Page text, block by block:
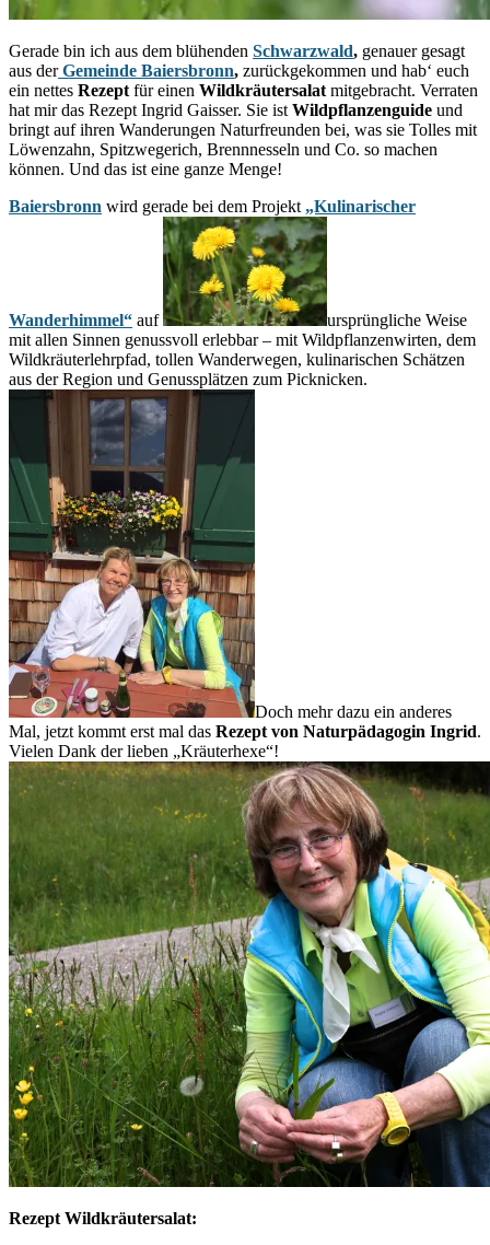
Gerade bin ich aus dem blühenden Schwarzwald, genauer gesagt
aus derGemeinde Baiersbronn, zurückgekommen und hab‘ euch
ein nettes Rezept für einen Wildkräutersalat mitgebracht. Verraten
hat mir das Rezept Ingrid Gaisser. Sie ist Wildpflanzenguide und
bringt auf ihren Wanderungen Naturfreunden bei, was sie Tolles mit
Löwenzahn, Spitzwegerich, Brennnesseln und Co. so machen
können. Und das ist eine ganze Menge!
Baiersbronn wird gerade bei dem Projekt „Kulinarischer
Wanderhimmel“ auf
ursprüngliche Weise
mit allen Sinnen genussvoll erlebbar – mit Wildpflanzenwirten, dem
Wildkräuterlehrpfad, tollen Wanderwegen, kulinarischen Schätzen
aus der Region und Genussplätzen zum Picknicken.
Doch mehr dazu ein anderes
Mal, jetzt kommt erst mal das Rezept von Naturpädagogin Ingrid.
Vielen Dank der lieben „Kräuterhexe“!
Rezept Wildkräutersalat: